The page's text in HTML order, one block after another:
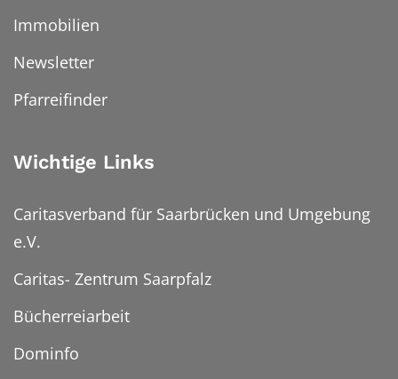
Immobilien
Newsletter
Pfarreifinder
Wichtige Links
Caritasverband für Saarbrücken und Umgebung
e.V.
Caritas- Zentrum Saarpfalz
Bücherreiarbeit
Dominfo